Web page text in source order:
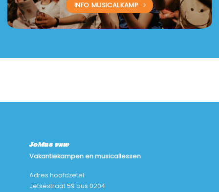
INFO MUSICALKAMP
JoMus vzw
Vakantiekampen en musicallessen
Adres hoofdzetel:
Jetsestraat 59 bus 0204